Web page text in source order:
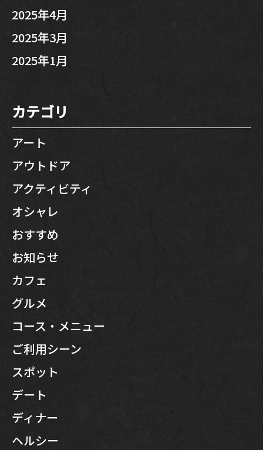
2025年4月
2025年3月
2025年1月
カテゴリ
アート
アウトドア
アクティビティ
オシャレ
おすすめ
お知らせ
カフェ
グルメ
コース・メニュー
ご利用シーン
スポット
デート
ディナー
ヘルシー